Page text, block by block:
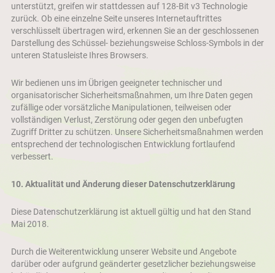
unterstützt, greifen wir stattdessen auf 128-Bit v3 Technologie
zurück. Ob eine einzelne Seite unseres Internetauftrittes
verschlüsselt übertragen wird, erkennen Sie an der geschlossenen
Darstellung des Schüssel- beziehungsweise Schloss-Symbols in der
unteren Statusleiste Ihres Browsers.
Wir bedienen uns im Übrigen geeigneter technischer und
organisatorischer Sicherheitsmaßnahmen, um Ihre Daten gegen
zufällige oder vorsätzliche Manipulationen, teilweisen oder
vollständigen Verlust, Zerstörung oder gegen den unbefugten
Zugriff Dritter zu schützen. Unsere Sicherheitsmaßnahmen werden
entsprechend der technologischen Entwicklung fortlaufend
verbessert.
10. Aktualität und Änderung dieser Datenschutzerklärung
Diese Datenschutzerklärung ist aktuell gültig und hat den Stand
Mai 2018.
Durch die Weiterentwicklung unserer Website und Angebote
darüber oder aufgrund geänderter gesetzlicher beziehungsweise